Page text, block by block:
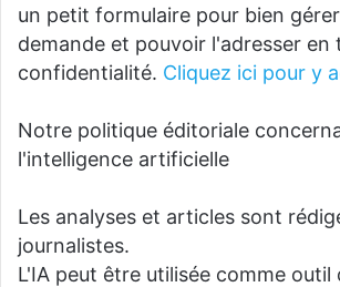
un petit formulaire pour bien
demande et pouvoir l'adresser en
confidentialité. Cliquez ici pour y
Notre politique éditoriale
l'intelligence artificielle
Les analyses et articles sont
journalistes.
L'IA peut être utilisée comme outil